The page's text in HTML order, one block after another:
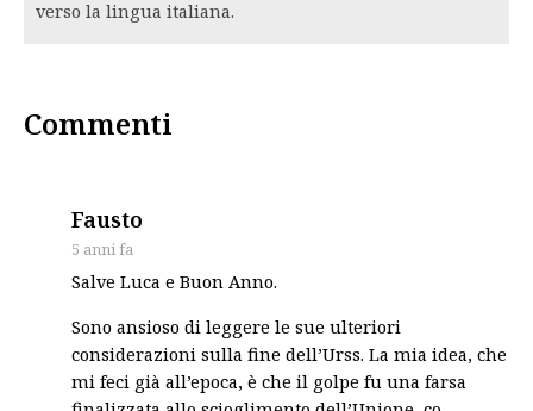
verso la lingua italiana.
Commenti
Fausto
5 anni fa
Salve Luca e Buon Anno.
Sono ansioso di leggere le sue ulteriori
considerazioni sulla fine dell’Urss. La mia idea, che
mi feci già all’epoca, è che il golpe fu una farsa